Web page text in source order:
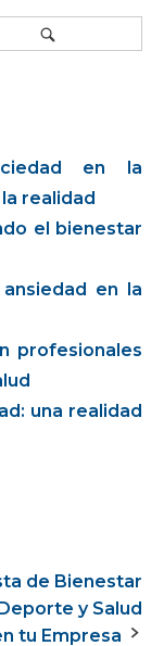
en la
realidad
el bienestar
en la
profesionales
una realidad
de Bienestar
y Salud
tu Empresa